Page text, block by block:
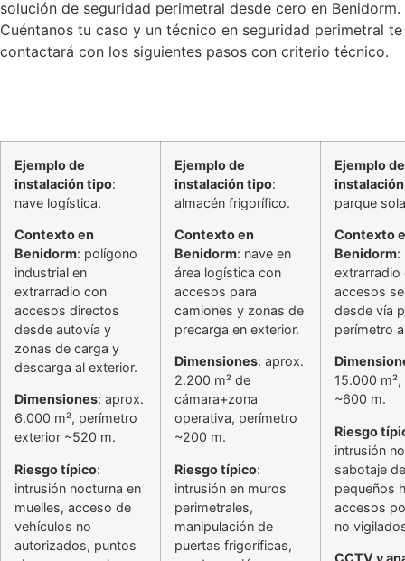
solución de seguridad perimetral desde cero en Benidorm.
Cuéntanos tu caso y un técnico en seguridad perimetral te
contactará con los siguientes pasos con criterio técnico.
Ejemplo de
instalación tipo:
nave logística.
Contexto en
Benidorm: polígono
industrial en
extrarradio con
accesos directos
desde autovía y
zonas de carga y
descarga al exterior.
Dimensiones: aprox.
6.000 m², perímetro
exterior ~520 m.
Riesgo típico:
intrusión nocturna en
muelles, acceso de
vehículos no
autorizados, puntos
Ejemplo de
instalación tipo:
almacén frigorífico.
Contexto en
Benidorm: nave en
área logística con
accesos para
camiones y zonas de
precarga en exterior.
Dimensiones: aprox.
2.200 m² de
cámara+zona
operativa, perímetro
~200 m.
Riesgo típico:
intrusión en muros
perimetrales,
manipulación de
puertas frigoríficas,
Ejemplo de
parque
Contexto
Benidorm:
extrarradio
accesos
desde vía
perímetro
15.000
~600 m.
Riesgo
intrusión
sabotaje
pequeños
accesos
no
CCTV y